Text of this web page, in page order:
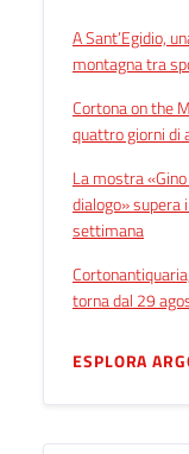
A Sant’Egidio,
montagna tra
Cortona on the
quattro giorni di
La mostra
dialogo» supera
settimana
torna dal 29
ESPLORA